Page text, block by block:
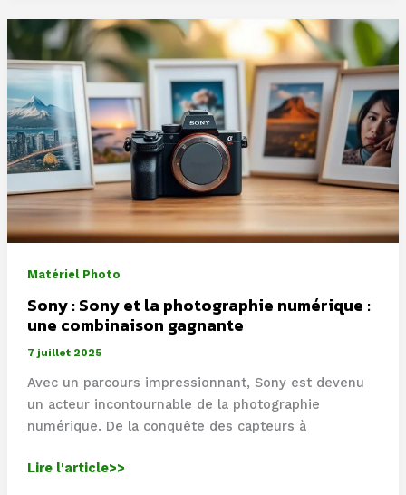
Saint-
Marc-
à-
Loubaud
en
Creuse
met
en
lumière
ses
habitants
travers
la
photographie
Matériel Photo
Sony : Sony et la photographie numérique :
une combinaison gagnante
7 juillet 2025
Avec un parcours impressionnant, Sony est devenu
un acteur incontournable de la photographie
numérique. De la conquête des capteurs à
Sony
Lire l'article>>